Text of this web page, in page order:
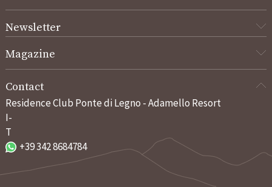
Newsletter
Magazine
Contact
Residence Club Ponte di Legno - Adamello Resort
I-
T
+39 342 8684784